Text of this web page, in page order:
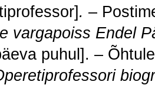
. –
vargapoiss Endel
puhul]. –